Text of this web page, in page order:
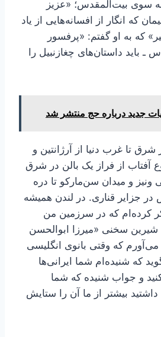
سوی بیت‌المقدس؛ «عزیز
که انگار از افسانه‌هایی از یاد
که به او گفتم: «پرفسور
ـ باید داستان‌های چغازنبیل را
جدید درباره حج منتشر شد
شرق تا غرب دنیا از آرژانتین و
آفتاب از فراز یک بالن در شرق
ونیز و میدان سن‌مارکو تا دره
در جزایر قناری. در لندن همیشه
کرده‌ام که در سرزمین من
شیرین سخنی «میرزا ابوالحسن
می‌آورم که وقتی بانوی انگلیسی
که شنیده‌ام شما ایرانی‌ها
و جواب شنیده که شما
داشتید بیشتر از ما آن را ستایش